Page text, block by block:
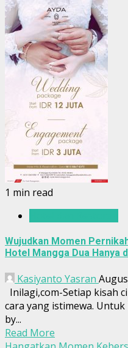
1 min read
Wujudkan Momen
Hotel Mangga Dua Hanya
Kasiyanto Yasran
Inilagi,com-Setiap kisah
cara yang istimewa.
by...
Read More